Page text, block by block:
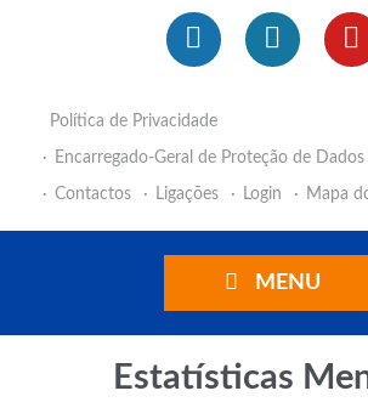
Política de Privacidade
Encarregado-Geral de Proteção de Dados
Contactos
Ligações Login Mapa
MENU
Estatísticas